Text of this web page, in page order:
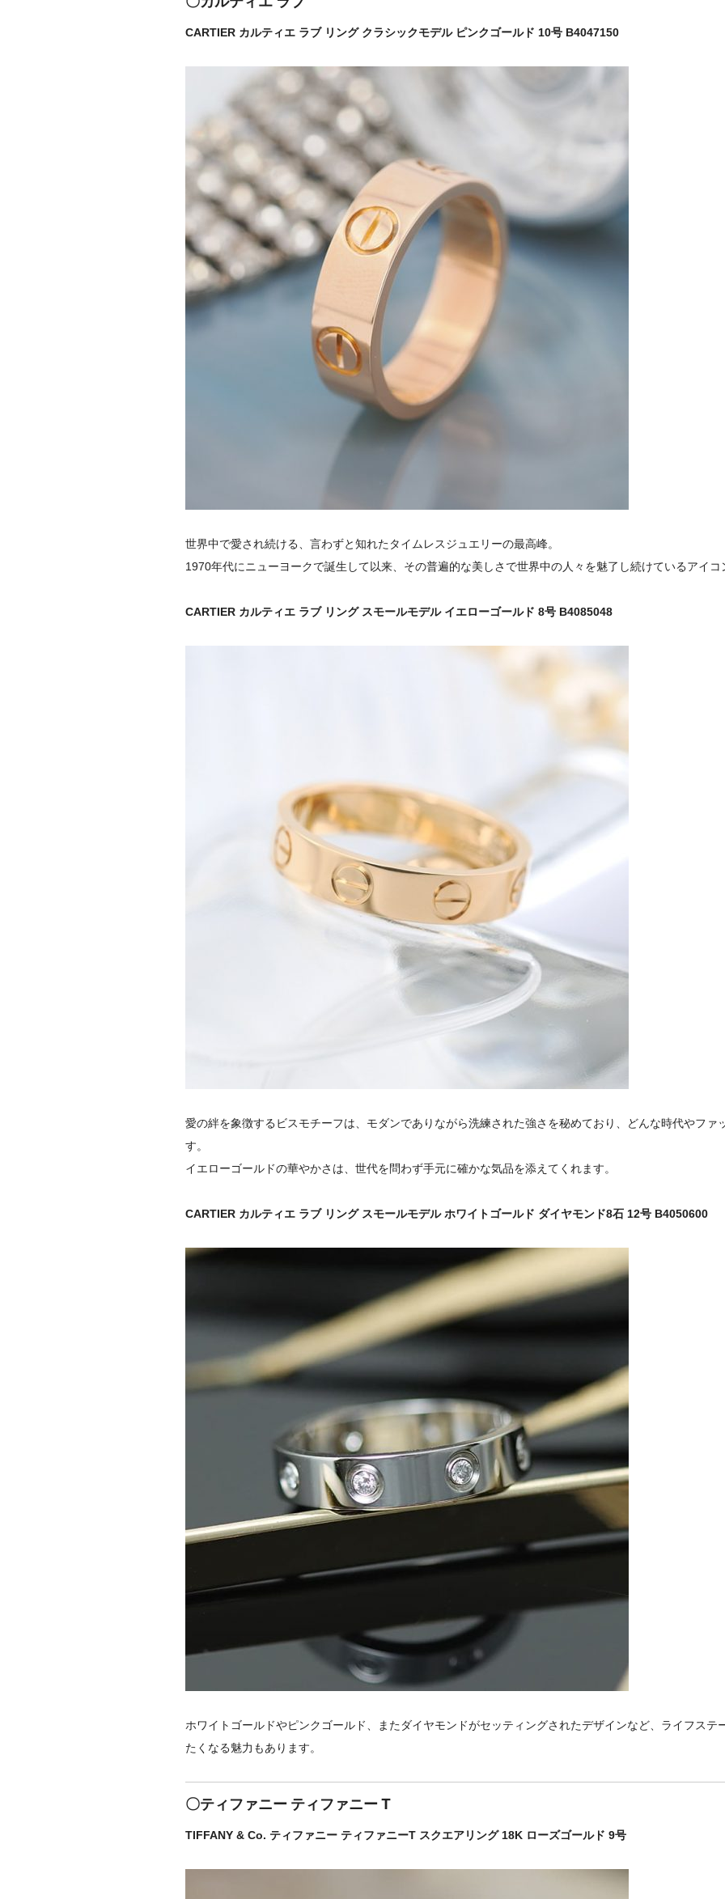
CARTIER カルティエ ラブ リング クラシックモデル ピンクゴールド 10号 B4047150
世界中で愛され続ける、言わずと知れたタイムレスジュエリーの最高峰。
1970年代にニューヨークで誕生して以来、その普遍的な美しさで世界中の人々を魅了し続けているアイコ
CARTIER カルティエ ラブ リング スモールモデル イエローゴールド 8号 B4085048
愛の絆を象徴するビスモチーフは、モダンでありながら洗練された強さを秘めており、どんな時代やファ
す。
イエローゴールドの華やかさは、世代を問わず手元に確かな気品を添えてくれます。
CARTIER カルティエ ラブ リング スモールモデル ホワイトゴールド ダイヤモンド8石 12号 B4050600
ホワイトゴールドやピンクゴールド、またダイヤモンドがセッティングされたデザインなど、ライフステ
たくなる魅力もあります。
〇ティファニー ティファニー T
TIFFANY & Co. ティファニー ティファニーT スクエアリング 18K ローズゴールド 9号